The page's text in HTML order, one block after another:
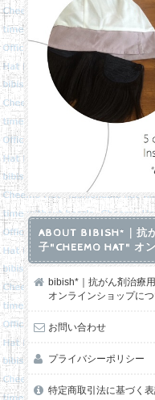
ABOUT BIBISH*｜抗
子"CHEEMO HAT" オ
bibish*｜抗がん剤治療
オンラインショップに
お問い合わせ
プライバシーポリシー
特定商取引法に基づく